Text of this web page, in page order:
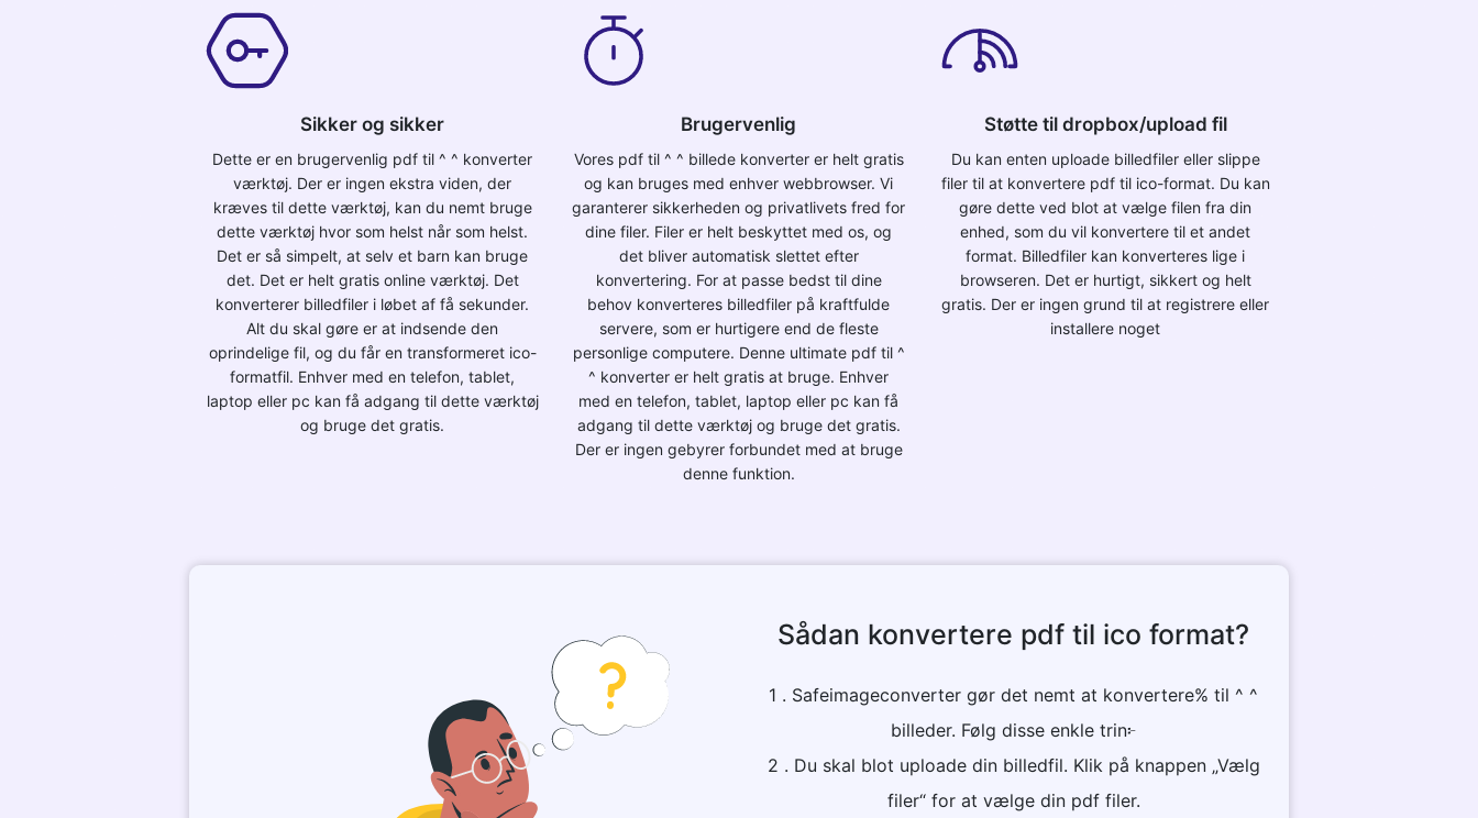
Sikker og sikker
Dette er en brugervenlig pdf til ^ ^ konverter
værktøj. Der er ingen ekstra viden, der
kræves til dette værktøj, kan du nemt bruge
dette værktøj hvor som helst når som helst.
Det er så simpelt, at selv et barn kan bruge
det. Det er helt gratis online værktøj. Det
konverterer billedfiler i løbet af få sekunder.
Alt du skal gøre er at indsende den
oprindelige fil, og du får en transformeret ico-
formatfil. Enhver med en telefon, tablet,
laptop eller pc kan få adgang til dette værktøj
og bruge det gratis.
Brugervenlig
Vores pdf til ^ ^ billede konverter er helt gratis
og kan bruges med enhver webbrowser. Vi
garanterer sikkerheden og privatlivets fred for
dine filer. Filer er helt beskyttet med os, og
det bliver automatisk slettet efter
konvertering. For at passe bedst til dine
behov konverteres billedfiler på kraftfulde
servere, som er hurtigere end de fleste
personlige computere. Denne ultimate pdf til ^
^ konverter er helt gratis at bruge. Enhver
med en telefon, tablet, laptop eller pc kan få
adgang til dette værktøj og bruge det gratis.
Der er ingen gebyrer forbundet med at bruge
denne funktion.
Støtte til dropbox/upload fil
Du kan enten uploade billedfiler eller slippe
filer til at konvertere pdf til ico-format. Du kan
gøre dette ved blot at vælge filen fra din
enhed, som du vil konvertere til et andet
format. Billedfiler kan konverteres lige i
browseren. Det er hurtigt, sikkert og helt
gratis. Der er ingen grund til at registrere eller
installere noget
Sådan konvertere pdf til ico format?
1 . Safeimageconverter gør det nemt at konvertere% til ^ ^
billeder. Følg disse enkle trin፦
2 . Du skal blot uploade din billedfil. Klik på knappen „Vælg
filer“ for at vælge din pdf filer.